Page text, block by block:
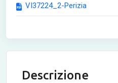
Descrizione
VI37224_2-Perizia